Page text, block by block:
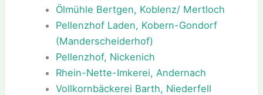
Ölmühle Bertgen, Koblenz/ Mertloch
Pellenzhof Laden, Kobern-Gondorf
(Manderscheiderhof)
Pellenzhof, Nickenich
Rhein-Nette-Imkerei, Andernach
Vollkornbäckerei Barth, Niederfell